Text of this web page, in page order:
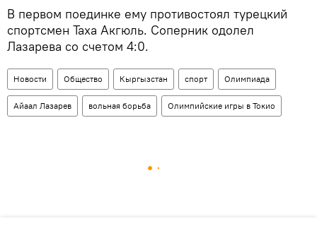
В первом поединке ему противостоял турецкий
спортсмен Таха Акгюль. Соперник одолел
Лазарева со счетом 4:0.
Новости Общество Кыргызстан спорт Олимпиада
Айаал Лазарев вольная борьба Олимпийские игры в Токио